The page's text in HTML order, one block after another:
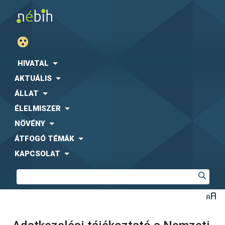
HIVATAL
AKTUÁLIS
ÁLLAT
ÉLELMISZER
NÖVÉNY
ÁTFOGÓ TÉMÁK
KAPCSOLAT